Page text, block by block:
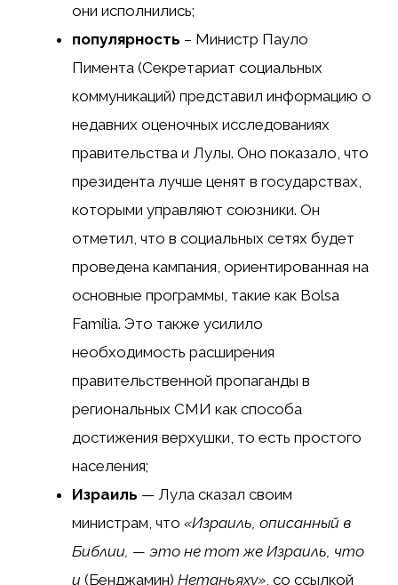
они исполнились;
популярность – Министр Пауло
Пимента (Секретариат социальных
коммуникаций) представил информацию о
недавних оценочных исследованиях
правительства и Лулы. Оно показало, что
президента лучше ценят в государствах,
которыми управляют союзники. Он
отметил, что в социальных сетях будет
проведена кампания, ориентированная на
основные программы, такие как Bolsa
Família. Это также усилило
необходимость расширения
правительственной пропаганды в
региональных СМИ как способа
достижения верхушки, то есть простого
населения;
Израиль — Лула сказал своим
министрам, что «Израиль, описанный в
Библии, — это не тот же Израиль, что
и (Бенджамин) Нетаньяху» , со ссылкой